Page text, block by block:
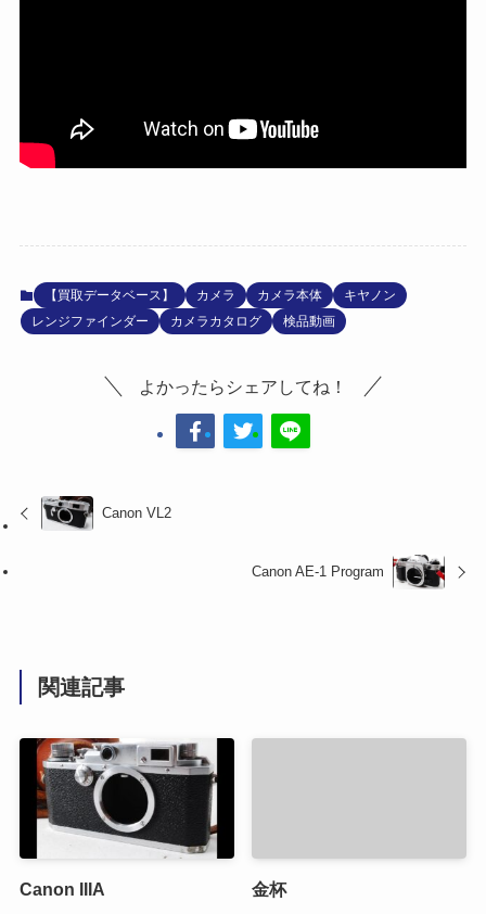
【買取データベース】 カメラ カメラ本体
キヤノン
レンジファインダー
カメラカタログ 検品動画
よかったらシェアしてね！
Canon VL2
Canon AE-1 Program
関連記事
Canon IIIA 金杯